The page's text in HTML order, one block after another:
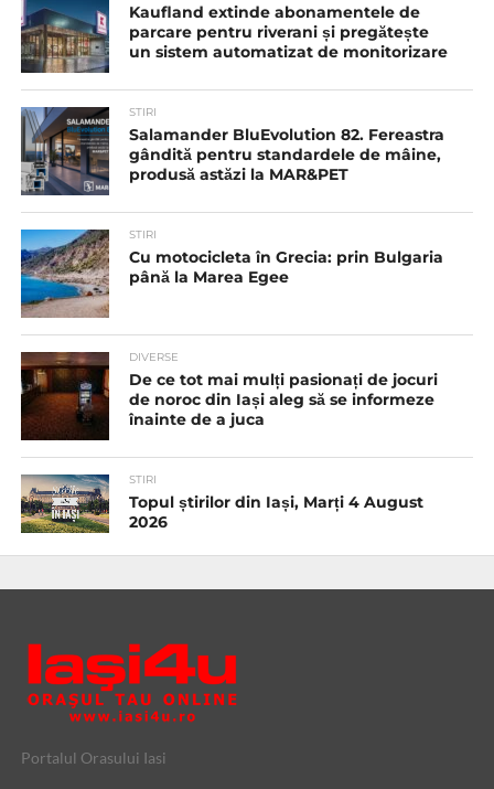
Kaufland extinde abonamentele de
parcare pentru riverani și pregătește
un sistem automatizat de monitorizare
STIRI
Salamander BluEvolution 82. Fereastra
gândită pentru standardele de mâine,
produsă astăzi la MAR&PET
STIRI
Cu motocicleta în Grecia: prin Bulgaria
până la Marea Egee
DIVERSE
De ce tot mai mulți pasionați de jocuri
de noroc din Iași aleg să se informeze
înainte de a juca
STIRI
Topul știrilor din Iași, Marți 4 August
2026
Portalul Orasului Iasi